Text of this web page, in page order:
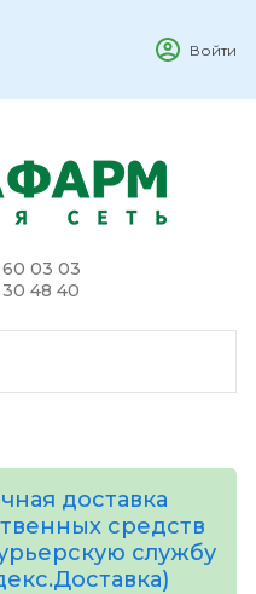
Войти
03 03
48 40
доставка
средств
службу